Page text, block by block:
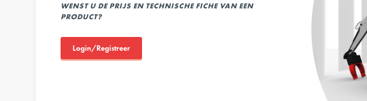
WENST U DE PRIJS EN TECHNISCHE FICHE VAN EEN
PRODUCT?
Login/Registreer